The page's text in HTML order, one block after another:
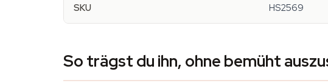
SKU HS2569
So trägst du ihn, ohne bemüht